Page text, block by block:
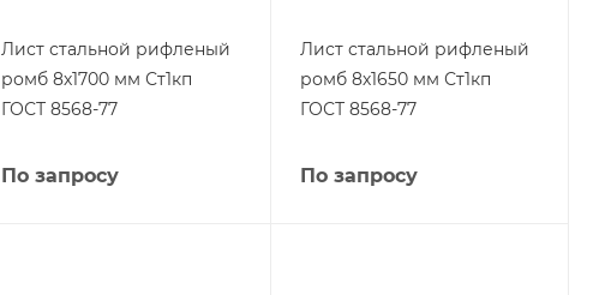
Лист стальной рифленый
ромб 8х1700 мм Ст1кп
ГОСТ 8568-77
По запросу
Лист стальной рифленый
ромб 8х1650 мм Ст1кп
ГОСТ 8568-77
По запросу